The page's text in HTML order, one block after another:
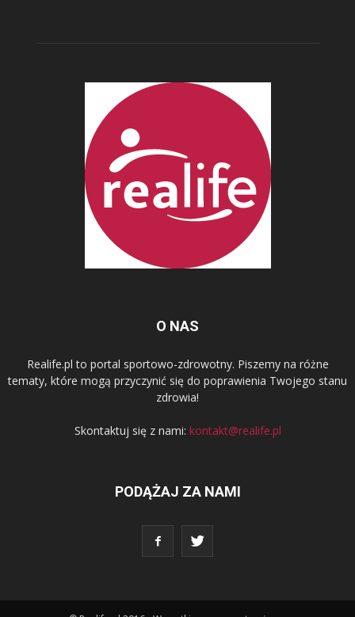
O NAS
Realife.pl to portal sportowo-zdrowotny. Piszemy na różne
tematy, które mogą przyczynić się do poprawienia Twojego stanu
zdrowia!
Skontaktuj się z nami: kontakt@realife.pl
PODĄŻAJ ZA NAMI